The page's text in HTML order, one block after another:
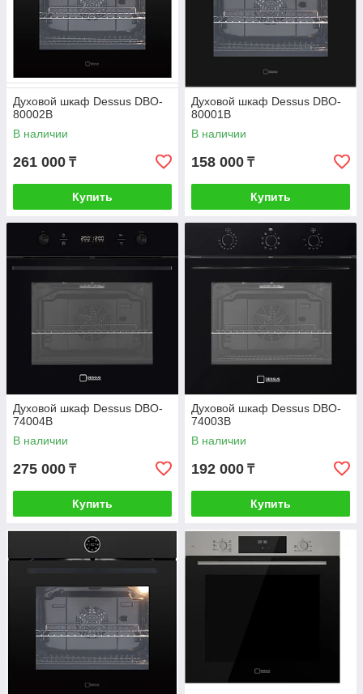
Духовой шкаф Dessus DBO-
80002B
В наличии
261 000 ₸
Купить
Духовой шкаф Dessus DBO-
80001B
В наличии
158 000 ₸
Купить
Духовой шкаф Dessus DBO-
74004B
В наличии
275 000 ₸
Купить
Духовой шкаф Dessus DBO-
74003B
В наличии
192 000 ₸
Купить